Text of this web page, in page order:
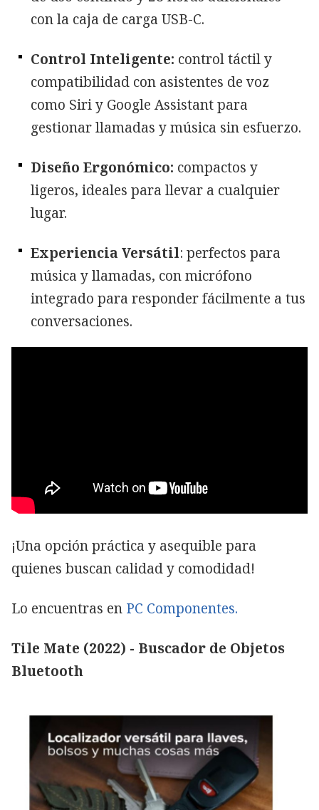
con la caja de carga USB-C.
Control Inteligente: control táctil y
compatibilidad con asistentes de voz
como Siri y Google Assistant para
gestionar llamadas y música sin esfuerzo.
Diseño Ergonómico: compactos y
ligeros, ideales para llevar a cualquier
lugar.
Experiencia Versátil: perfectos para
música y llamadas, con micrófono
integrado para responder fácilmente a tus
conversaciones.
¡Una opción práctica y asequible para
quienes buscan calidad y comodidad!
Lo encuentras en PC Componentes.
Tile Mate (2022) - Buscador de Objetos
Bluetooth